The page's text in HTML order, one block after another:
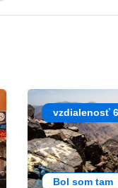
vzdialenosť
Bol som tam